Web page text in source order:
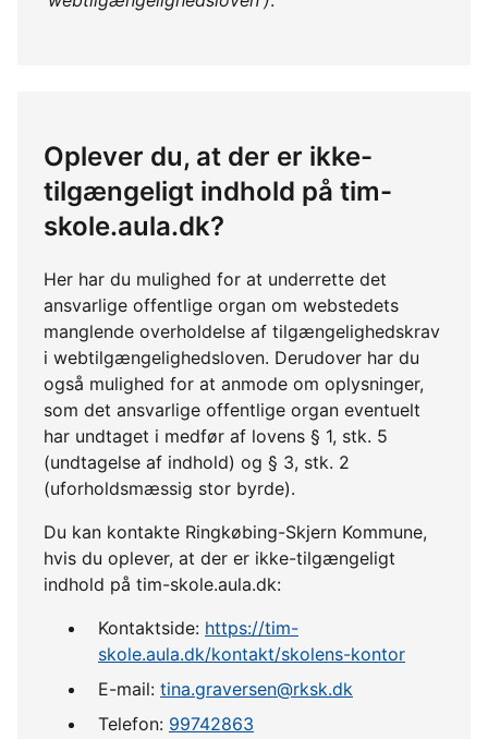
Oplever du, at der er ikke-
tilgængeligt indhold på tim-
skole.aula.dk?
Her har du mulighed for at underrette det
ansvarlige offentlige organ om webstedets
manglende overholdelse af tilgængelighedskrav
i webtilgængelighedsloven. Derudover har du
også mulighed for at anmode om oplysninger,
som det ansvarlige offentlige organ eventuelt
har undtaget i medfør af lovens § 1, stk. 5
(undtagelse af indhold) og § 3, stk. 2
(uforholdsmæssig stor byrde).
Du kan kontakte Ringkøbing-Skjern Kommune,
hvis du oplever, at der er ikke-tilgængeligt
indhold på tim-skole.aula.dk:
Kontaktside: https://tim-
skole.aula.dk/kontakt/skolens-kontor
E-mail: tina.graversen@rksk.dk
Telefon: 99742863